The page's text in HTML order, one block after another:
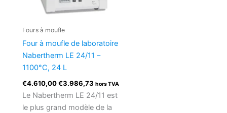
Fours à moufle
Four à moufle de laboratoire
Nabertherm LE 24/11 –
1100°C, 24 L
€4.610,00 €3.986,73 hors TVA
Le Nabertherm LE 24/11 est
le plus grand modèle de la